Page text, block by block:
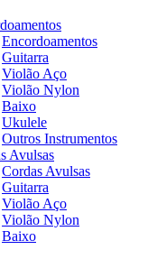
Encordoamentos
Guitarra
Violão Aço
Violão Nylon
Baixo
Ukulele
Outros Instrumentos
Avulsas
Cordas Avulsas
Guitarra
Violão Aço
Violão Nylon
Baixo